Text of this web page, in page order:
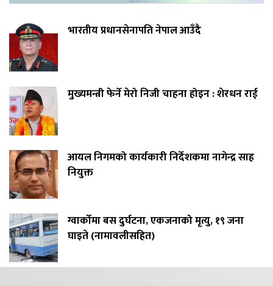
भारतीय प्रधानसेनापति नेपाल आउँदै
मुख्यमन्त्री फेर्ने मेरो निजी चाहना होइन : शेरधन राई
आयल निगमको कार्यकारी निर्देशकमा नागेन्द्र साह
नियुक्त
ग्वार्कोमा बस दुर्घटना, एकजनाको मृत्यु, १९ जना
घाइते (नामावलीसहित)